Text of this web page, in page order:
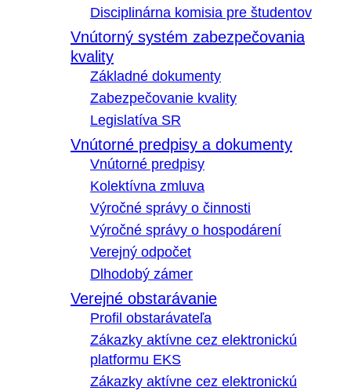
Disciplinárna komisia pre študentov
Vnútorný systém zabezpečovania
kvality
Základné dokumenty
Zabezpečovanie kvality
Legislatíva SR
Vnútorné predpisy a dokumenty
Vnútorné predpisy
Kolektívna zmluva
Výročné správy o činnosti
Výročné správy o hospodárení
Verejný odpočet
Dlhodobý zámer
Verejné obstarávanie
Profil obstarávateľa
Zákazky aktívne cez elektronickú
platformu EKS
Zákazky aktívne cez elektronickú